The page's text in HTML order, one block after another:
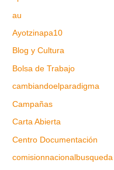
au
Ayotzinapa10
Blog y Cultura
Bolsa de Trabajo
cambiandoelparadigma
Campañas
Carta Abierta
Centro Documentación
comisionnacionalbusqueda